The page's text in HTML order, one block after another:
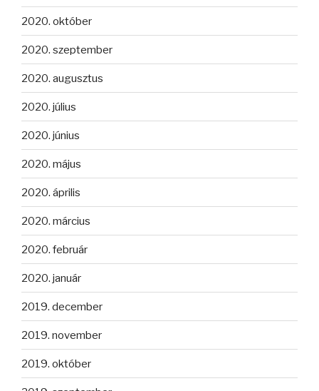
2020. október
2020. szeptember
2020. augusztus
2020. július
2020. június
2020. május
2020. április
2020. március
2020. február
2020. január
2019. december
2019. november
2019. október